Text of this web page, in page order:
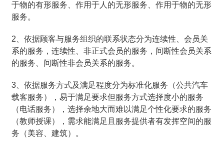
于物的有形服务、作用于人的无形服务、作用于物的无形
服务。
2、依据顾客与服务组织的联系状态分为连续性、会员关
系的服务，连续性、非正式会员的服务，间断性会员关系
的服务、间断性非会员关系的服务。
3、依据服务方式及满足程度分为标准化服务（公共汽车
载客服务），易于满足要求但服务方式选择度小的服务
（电话服务），选择余地大而难以满足个性化要求的服务
（教师授课），需求能满足且服务提供者有发挥空间的服
务（美容、建筑）。